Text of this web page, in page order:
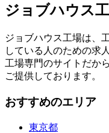
ジョブハウス
ジョブハウス工場は、
している人のための求
工場専門のサイトだか
ご提供しております。
おすすめのエリア
東京都